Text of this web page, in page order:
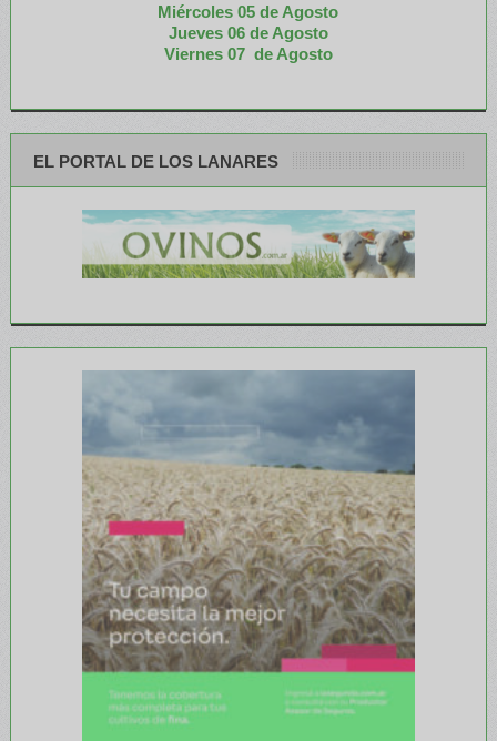
Miércoles 05 de Agosto
Jueves 06 de Agosto
Viernes 07 de Agosto
EL PORTAL DE LOS LANARES